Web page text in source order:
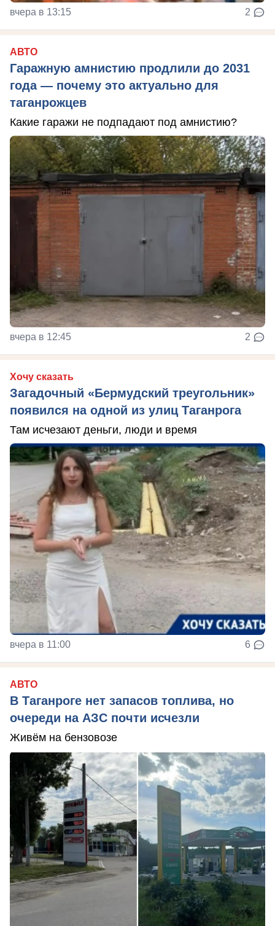
вчера в 13:15 2
АВТО
Гаражную амнистию продлили до 2031
года — почему это актуально для
таганрожцев
Какие гаражи не подпадают под амнистию?
вчера в 12:45 2
Хочу сказать
Загадочный «Бермудский треугольник»
появился на одной из улиц Таганрога
Там исчезают деньги, люди и время
вчера в 11:00 6
АВТО
В Таганроге нет запасов топлива, но
очереди на АЗС почти исчезли
Живём на бензовозе